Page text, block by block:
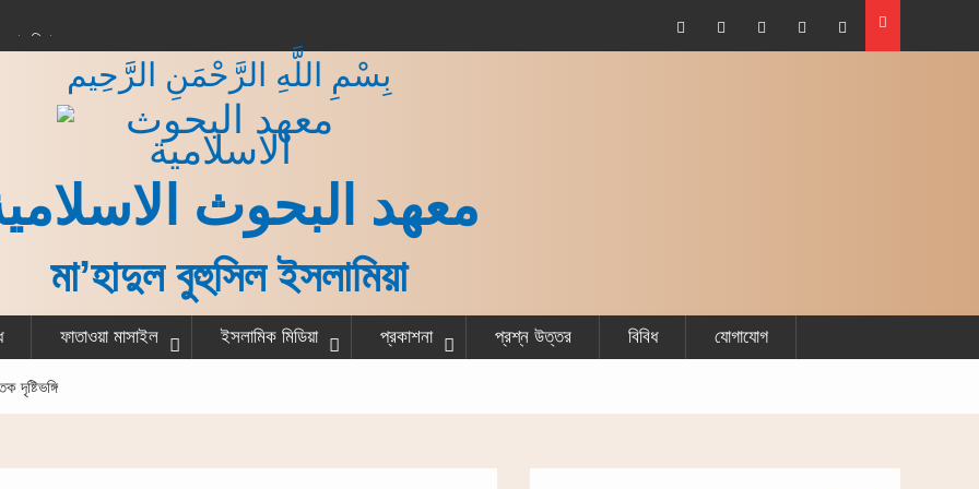
বিধান
শেষ করে একজন
গরু বর্গা দেওয়ার বিধান
بِسْمِ اللَّهِ الرَّحْمَنِ الرَّحِيم
معهد البحوث
মা’হাদুল বুহুসিল ইসলামিয়া
ফাতাওয়া মাসাইল ইসলামিক মিডিয়া প্রকাশনা প্রশ্ন উত্তর বিবিধ যোগাযোগ
দৃষ্টিভঙ্গি